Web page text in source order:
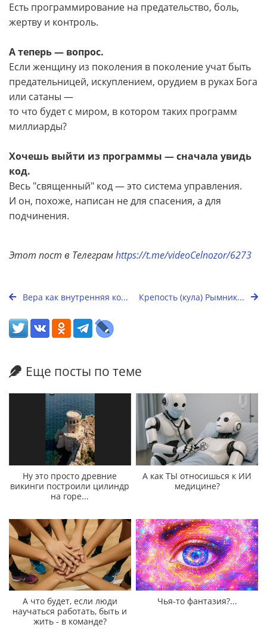
Есть программирование на предательство, боль,
жертву и контроль.
А теперь — вопрос.
Если женщину из поколения в поколение учат быть
предательницей, искуплением, орудием в руках Бога
или сатаны —
то что будет с миром, в котором таких программ
миллиарды?
Хочешь выйти из программы — сначала увидь
код.
Весь "священный" код — это система управления.
И он, похоже, написан не для спасения, а для
подчинения.
Этот пост в Телеграмhttps://t.me/videoCelnozor/6273
Вера как внутренняя ко... Крепость (кула) Рымник...
Еще посты по теме
Ну это просто древние
викинги построили цилиндр
на горе...
А как ТЫ относишься к ИИ
медицине?
А что будет, если люди
научаться работать, быть и
жить - в команде?
Чья-то фантазия?...